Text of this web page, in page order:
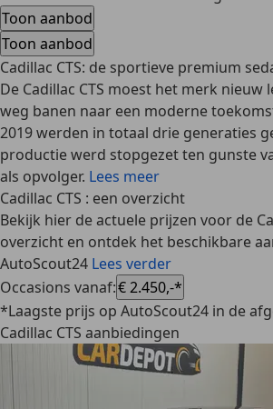
Toon aanbod
Toon aanbod
Cadillac CTS: de sportieve premium
De Cadillac CTS moest het merk nieuw
weg banen naar een moderne
2019 werden in totaal drie generaties
productie werd stopgezet ten gunste
als opvolger. Lees meer
Cadillac CTS : een overzicht
Bekijk hier de actuele prijzen voor de
overzicht en ontdek het beschikbare
AutoScout24 Lees verder
Occasions vanaf:€ 2.450,-*
*Laagste prijs op AutoScout24 in de
Cadillac CTS aanbiedingen